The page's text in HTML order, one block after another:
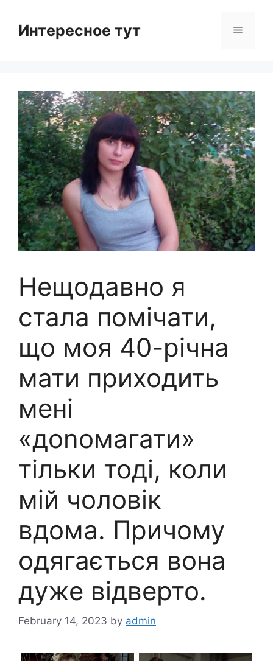
contentИнтересное тут Menu
Нещодавно я
стала помічати,
що моя 40-річна
мати приходить
мені
«доnомагати»
тільки тоді, коли
мій чоловік
вдома. Причому
одягається вона
дуже відверто.
February 14, 2023 by admin